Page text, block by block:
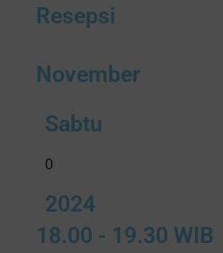
Resepsi
November
Sabtu
0
2024
18.00 - 19.30 WIB